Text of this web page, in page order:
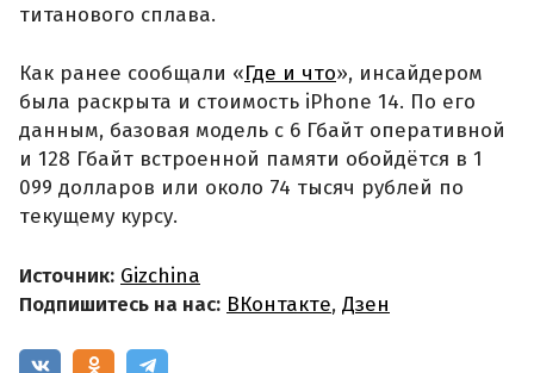
титанового сплава.
Как ранее сообщали «Где и что», инсайдером
была раскрыта и стоимость iPhone 14. По его
данным, базовая модель с 6 Гбайт оперативной
и 128 Гбайт встроенной памяти обойдётся в 1
099 долларов или около 74 тысяч рублей по
текущему курсу.
Источник: Gizchina
Подпишитесь на нас: ВКонтакте, Дзен